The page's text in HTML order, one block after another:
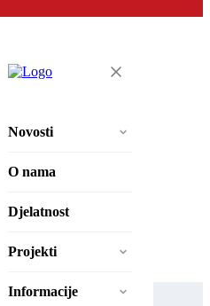
Novosti
Aktivnosti
Natječaji
Projekti
O nama
Djelatnost
Projekti
Zaželi – Ostvari!
Informacije